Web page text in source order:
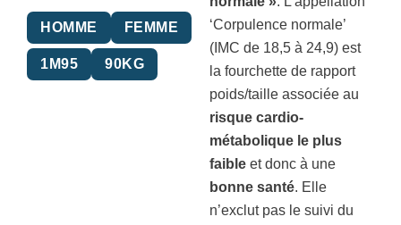
HOMME FEMME
1M95 90KG
‘Corpulence normale’
(IMC de 18,5 à 24,9) est
la fourchette de rapport
poids/taille associée au
risque cardio-
métabolique le plus
faible et donc à une
bonne santé. Elle
n’exclut pas le suivi du